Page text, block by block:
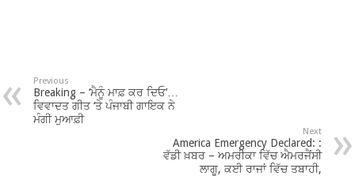
Previous
Breaking – ‘ਮੈਨੂੰ ਮਾਫ਼ ਕਰ ਦਿਓ’…
ਵਿਵਾਦਤ ਗੀਤ ‘ਤੇ ਪੰਜਾਬੀ ਗਾਇਕ ਨੇ
ਮੰਗੀ ਮੁਆਫ਼ੀ
Next
America Emergency Declared: :
ਵੱਡੀ ਖ਼ਬਰ – ਅਮਰੀਕਾ ਵਿੱਚ ਐਮਰਜੈਂਸੀ
ਲਾਗੂ, ਕਈ ਰਾਜਾਂ ਵਿੱਚ ਤਬਾਹੀ,